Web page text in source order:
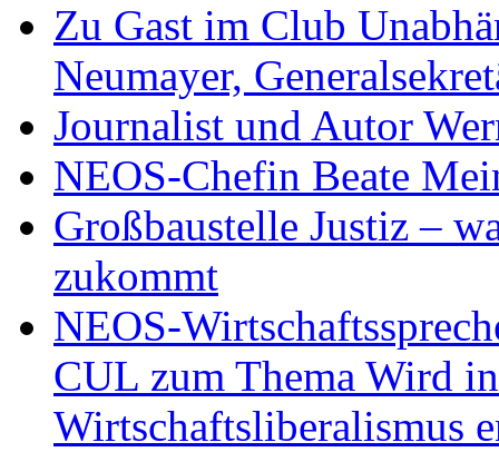
Zu Gast im Club
Neumayer,
Journalist und Autor
NEOS-Chefin Beate
Großbaustelle Justiz –
zukommt
NEOS-
CUL zum Thema Wird
Wirtschaftsliberalismus